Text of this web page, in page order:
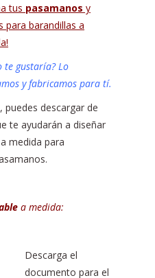
tus pasamanos y
para barandillas a
te gustaría? Lo
y fabricamos para tí.
puedes descargar de
te ayudarán a diseñar
medida para
a medida:
Descarga el
documento para el